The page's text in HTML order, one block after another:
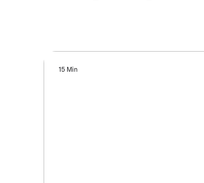
15 Min